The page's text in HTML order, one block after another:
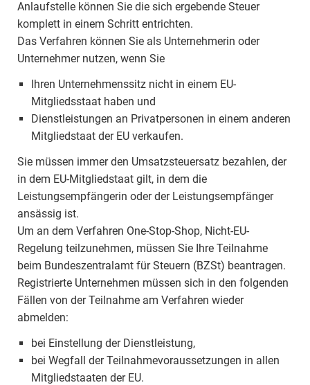
Anlaufstelle können Sie die sich ergebende Steuer
komplett in einem Schritt entrichten.
Das Verfahren können Sie als Unternehmerin oder
Unternehmer nutzen, wenn Sie
Ihren Unternehmenssitz nicht in einem EU-
Mitgliedsstaat haben und
Dienstleistungen an Privatpersonen in einem anderen
Mitgliedstaat der EU verkaufen.
Sie müssen immer den Umsatzsteuersatz bezahlen, der
in dem EU-Mitgliedstaat gilt, in dem die
Leistungsempfängerin oder der Leistungsempfänger
ansässig ist.
Um an dem Verfahren One-Stop-Shop, Nicht-EU-
Regelung teilzunehmen, müssen Sie Ihre Teilnahme
beim Bundeszentralamt für Steuern (BZSt) beantragen.
Registrierte Unternehmen müssen sich in den folgenden
Fällen von der Teilnahme am Verfahren wieder
abmelden:
bei Einstellung der Dienstleistung,
bei Wegfall der Teilnahmevoraussetzungen in allen
Mitgliedstaaten der EU.